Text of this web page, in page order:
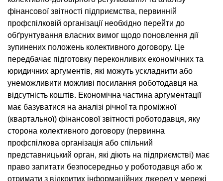
фінансової звітності підприємства, первинній
профспілковій організації необхідно перейти до
обґрунтування власних вимог щодо поновлення дії
зупинених положень колективного договору. Це
передбачає підготовку переконливих економічних та
юридичних аргументів, які можуть ускладнити або
унеможливити можливі посилання роботодавця на
відсутність коштів. Економічна частина аргументації
має базуватися на аналізі річної та проміжної
(квартальної) фінансової звітності роботодавця, яку
сторона колективного договору (первинна
профспілкова організація або спільний
представницький орган, які діють на підприємстві) має
право запитати безпосередньо у роботодавця або ж
отримати з відкритих інформаційних джерел у мережі